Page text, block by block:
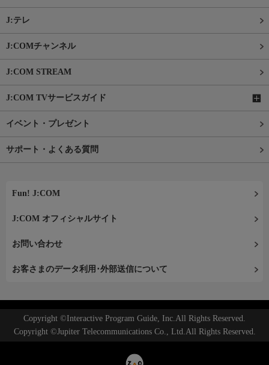
J:テレ
J:COMチャンネル
J:COM STREAM
J:COM TVサービスガイド
イベント・プレゼント
サポート・よくある質問
Fun! J:COM
J:COM オフィシャルサイト
お問い合わせ
お客さまのデータ利用･外部送信について
Copyright ©Interactive Program Guide, Inc.All Rights Reserved.
Copyright ©Jupiter Telecommunications Co., Ltd.All Rights Reserved.